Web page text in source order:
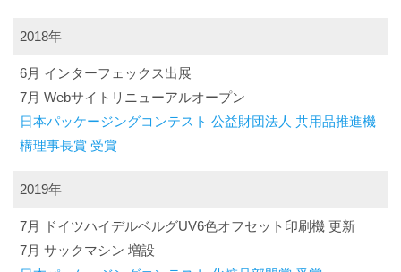
2018年
6月 インターフェックス出展
7月 Webサイトリニューアルオープン
日本パッケージングコンテスト 公益財団法人 共用品推進機
構理事長賞 受賞
2019年
7月 ドイツハイデルベルグUV6色オフセット印刷機 更新
7月 サックマシン 増設